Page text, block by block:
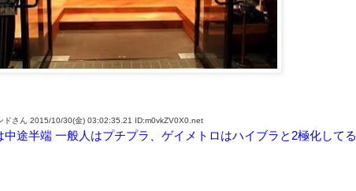
ドさん 2015/10/30(金) 03:02:35.21 ID:m0vkZV0X0.net
中途半端 一般人はプチプラ、ゲイメトロはハイブラと2極化してる